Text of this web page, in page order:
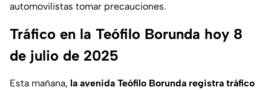
automovilistas tomar precauciones.
Tráfico en la Teófilo Borunda hoy 8
de julio de 2025
Esta mañana, la avenida Teófilo Borunda registra tráfico